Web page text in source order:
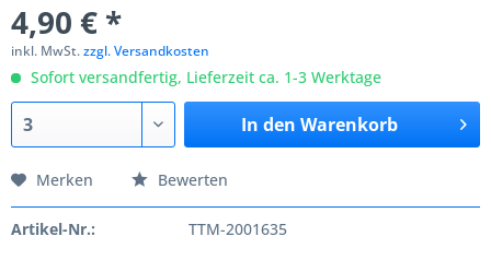
4,90 € *
inkl. MwSt.zzgl. Versandkosten
Sofort versandfertig, Lieferzeit ca. 1-3 Werktage
In den Warenkorb
Merken Bewerten
Artikel-Nr.: TTM-2001635